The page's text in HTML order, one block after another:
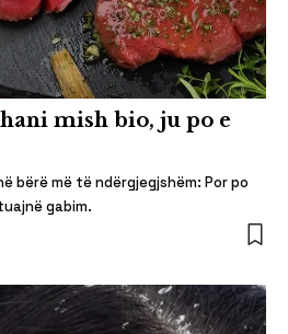
mish bio, ju po e
bërë më të ndërgjegjshëm: Por po
gabim.